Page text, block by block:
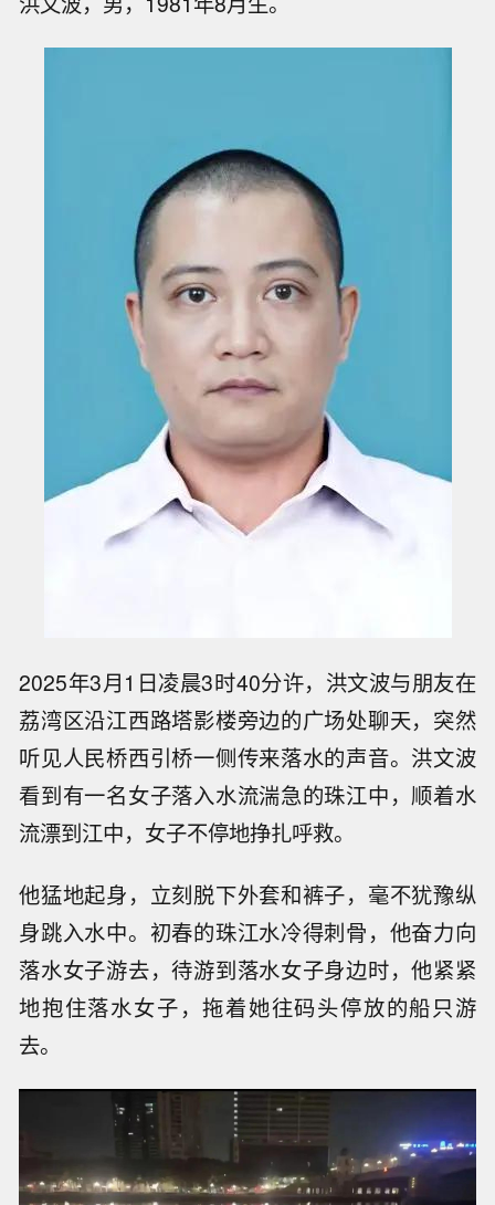
2025年3月1日凌晨3时40分许，洪文波与朋友在
荔湾区沿江西路塔影楼旁边的广场处聊天，突然
听见人民桥西引桥一侧传来落水的声音。洪文波
看到有一名女子落入水流湍急的珠江中，顺着水
流漂到江中，女子不停地挣扎呼救。
他猛地起身，立刻脱下外套和裤子，毫不犹豫纵
身跳入水中。初春的珠江水冷得刺骨，他奋力向
落水女子游去，待游到落水女子身边时，他紧紧
地抱住落水女子，拖着她往码头停放的船只游
去。